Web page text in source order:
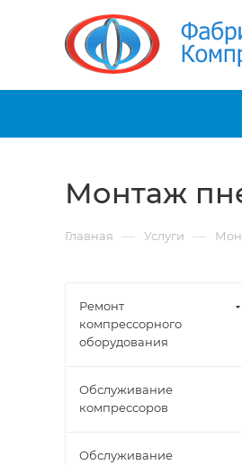
Монтаж
Главная — Услуги —
Ремонт
компрессорного
оборудования
Обслуживание
компрессоров
Обслуживание